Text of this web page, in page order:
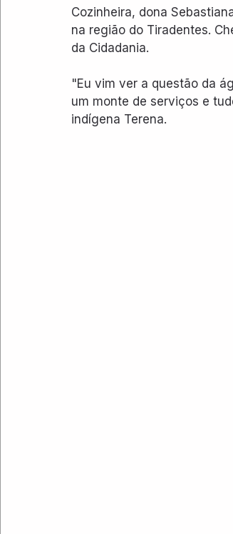
Cozinheira, dona
na região do Tiradentes.
da Cidadania.
"Eu vim ver a questão da
um monte de serviços e
indígena Terena.